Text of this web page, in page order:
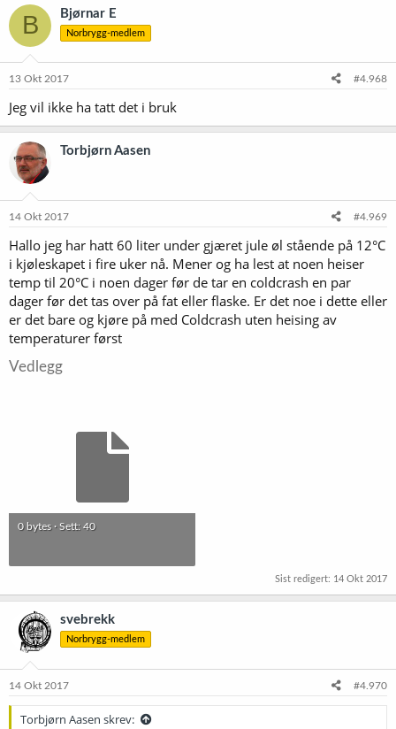
B Bjørnar E
Norbrygg-medlem
13 Okt 2017 #4.968
Jeg vil ikke ha tatt det i bruk
Torbjørn Aasen
14 Okt 2017 #4.969
Hallo jeg har hatt 60 liter under gjæret jule øl stående på 12°C
i kjøleskapet i fire uker nå. Mener og ha lest at noen heiser
temp til 20°C i noen dager før de tar en coldcrash en par
dager før det tas over på fat eller flaske. Er det noe i dette eller
er det bare og kjøre på med Coldcrash uten heising av
temperaturer først
Vedlegg
0 bytes · Sett: 40
Sist redigert: 14 Okt 2017
svebrekk
Norbrygg-medlem
14 Okt 2017 #4.970
Torbjørn Aasen skrev: